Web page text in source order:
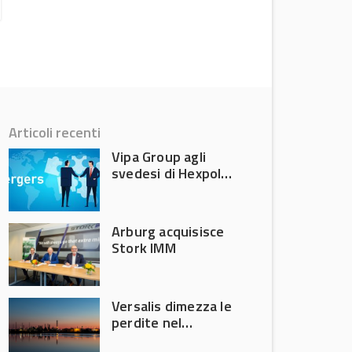
Articoli recenti
Vipa Group agli
svedesi di Hexpol
Arburg acquisisce
Stork IMM
Versalis dimezza le
perdite nel